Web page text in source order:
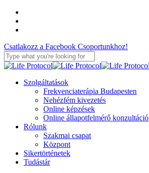
Skip
main
Csatlakozz a Facebook Csoportunkhoz!
Close
Menu
Szolgáltatások
Frekvenciaterápia Budapesten
Nehézfém kivezetés
Online képzések
Online állapotfelmérő konzultáció
Rólunk
Szakmai csapat
Központ
Sikertörténetek
Tudástár